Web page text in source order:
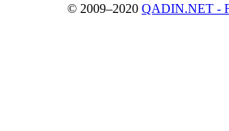
© 2009–2020 QADIN.NET -